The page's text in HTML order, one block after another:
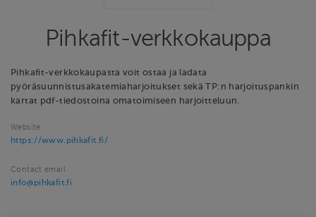
Pihkafit-verkkokauppa
Pihkafit-verkkokaupasta voit ostaa ja ladata
pyöräsuunnistusakatemiaharjoitukset sekä TP:n harjoituspankin
kartat pdf-tiedostoina omatoimiseen harjoitteluun.
Website
https://www.pihkafit.fi/
Contact email
info@pihkafit.fi